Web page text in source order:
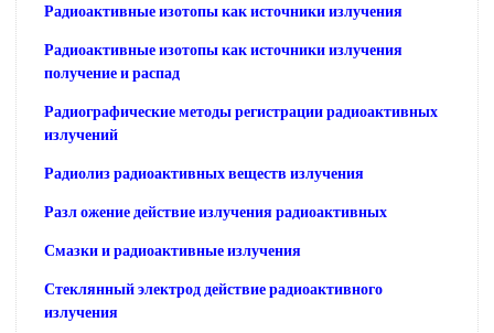
Радиоактивные изотопы как источники излучения
Радиоактивные изотопы как источники излучения
получение и распад
Радиографические методы регистрации радиоактивных
излучений
Радиолиз радиоактивных веществ излучения
Разл ожение действие излучения радиоактивных
Смазки и радиоактивные излучения
Стеклянный электрод действие радиоактивного
излучения